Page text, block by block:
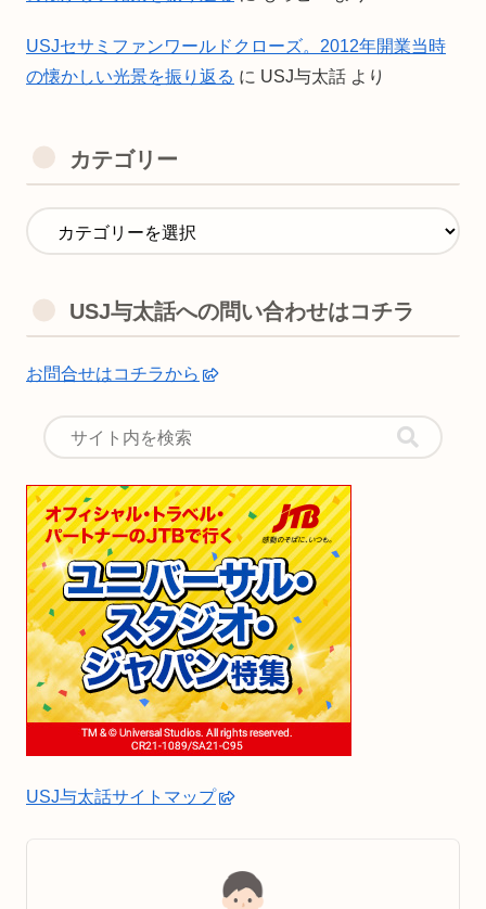
USJセサミファンワールドクローズ。2012年開業当時
の懐かしい光景を振り返る に USJ与太話 より
カテゴリー
USJ与太話への問い合わせはコチラ
お問合せはコチラから
USJ与太話サイトマップ